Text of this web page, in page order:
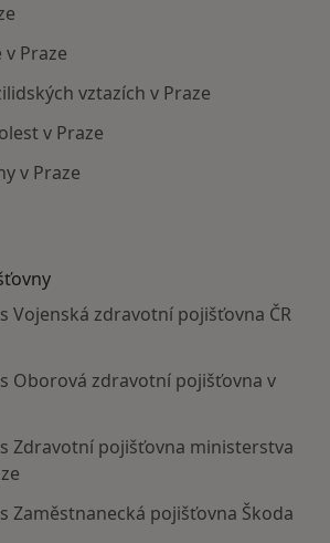
Praze
vztazích v Praze
v Praze
v Praze
Vojenská zdravotní pojišťovna ČR
Oborová zdravotní pojišťovna v
Zdravotní pojišťovna ministerstva
Zaměstnanecká pojišťovna Škoda